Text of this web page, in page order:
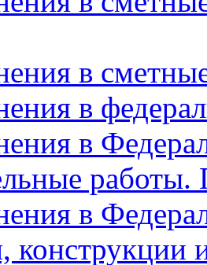
в
в
в
в
конструкции